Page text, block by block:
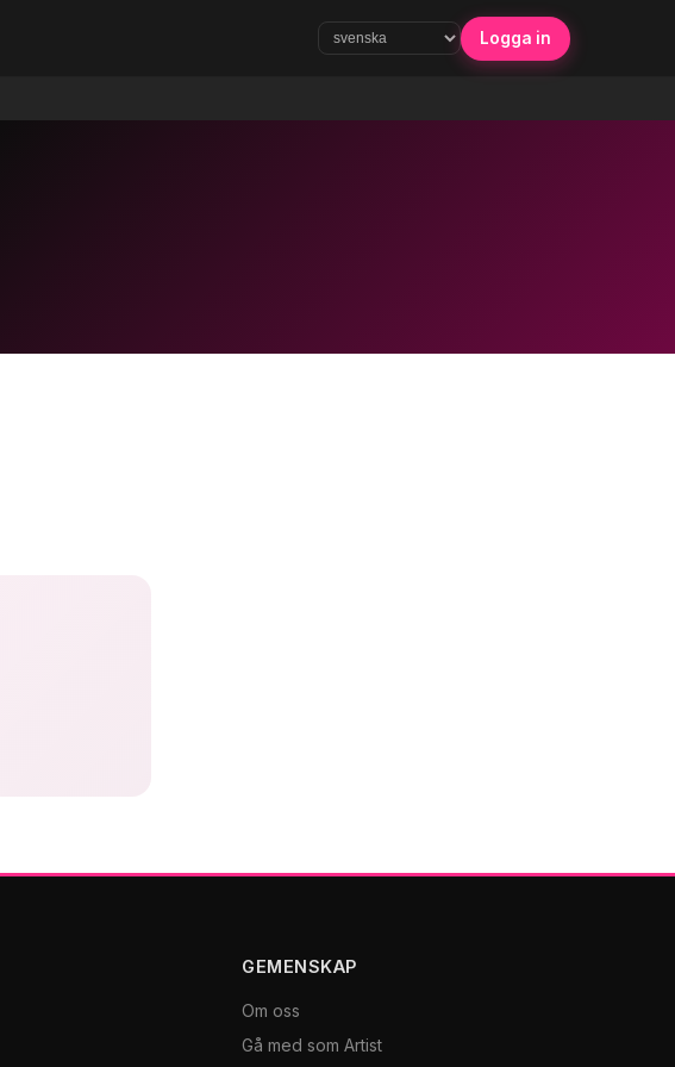
Logga in
GEMENSKAP
Om oss
Gå med som Artist